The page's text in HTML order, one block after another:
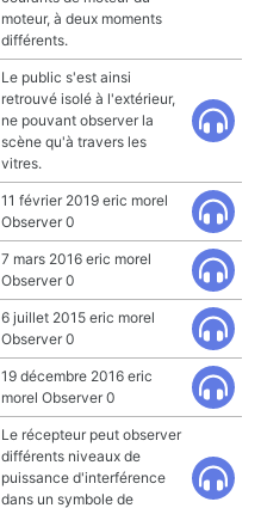
moteur, à deux moments
différents.
Le public s'est ainsi
retrouvé isolé à l'extérieur,
ne pouvant observer la
scène qu'à travers les
vitres.
11 février 2019 eric morel
Observer 0
7 mars 2016 eric morel
Observer 0
6 juillet 2015 eric morel
Observer 0
19 décembre 2016 eric
morel Observer 0
Le récepteur peut observer
différents niveaux de
puissance d'interférence
dans un symbole de